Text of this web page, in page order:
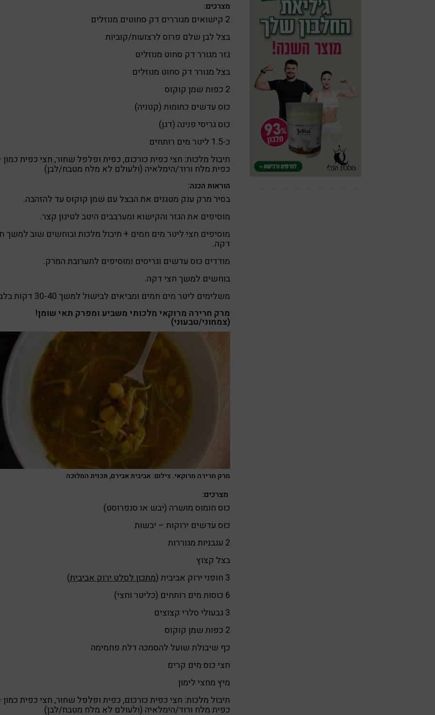
מצרכים:
2 קישואים מגוררים דק סחוטים מנוזלים
בצל לבן שלם פרוס לרצועות/קוביות
גזר מגורר דק סחוט מנוזלים
בצל מגורר דק סחוט מנוזלים
2 כפות שמן קוקוס
כוס עדשים כתומות (קטניה)
כוס גריסי פנינה (דגן)
כ-1.5 ליטר מים רותחים
תיבול מלכות: חצי כפית כורכום, כפית ופלפל שחור, חצי כפית כמון
כפית מלח ורוד/הימלאיה (ולעולם לא מלח מטבח/לבן)
הוראות הכנה:
בסיר מרק ענק מטגנים את הבצל עם שמן קוקוס עד להזהבה.
מוסיפים את הגזר והקישוא ומערבבים היטב לטיגון קצר.
מוסיפים חצי ליטר מים חמים + תיבול מלכות ובוחשים שוב למשך
דקה.
מודדים כוס עדשים וגריסים ומוסיפים לתערובת המרק.
בוחשים למשך חצי דקה.
משלימים ליטר מים חמים ומביאים לבישול למשך 30-40 דקות בלבד.
מרק חרירה מרוקאי מלכותי משביע ומפרק תאי שומן!
(צמחוני/טבעוני)
מרק חרירה מרוקאי. צילום: אביבית אבירם, תכנית המלוכה
מצרכים:
כוס חומוס מושרה (יבש או סנפרוסט)
כוס עדשים ירוקות – יבשות
2 עגבניות מגוררות
בצל קצוץ
3 חופני ירוק אביבית (
מתכון לסלט ירוק אביבית)
6 כוסות מים רותחים (כליטר וחצי)
3 גבעולי סלרי קצוצים
2 כפות שמן קוקוס
כף שיבולת שועל להסמכה דלת פחמימה
חצי כוס מים קרים
מיץ מחצי לימון
תיבול מלכות: חצי כפית כורכום, כפית ופלפל שחור, חצי כפית כמון
כפית מלח ורוד/הימלאיה (ולעולם לא מלח מטבח/לבן)